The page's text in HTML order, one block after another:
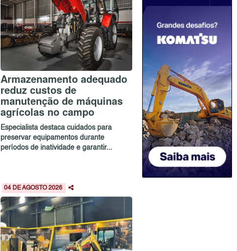
Armazenamento adequado
reduz custos de
manutenção de máquinas
agrícolas no campo
Especialista destaca cuidados para
preservar equipamentos durante
períodos de inatividade e garantir...
04 DE AGOSTO 2026